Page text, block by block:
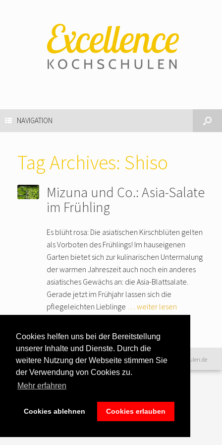
Cookies helfen uns bei der Bereitstellung
unserer Inhalte und Dienste. Durch die
weitere Nutzung der Webseite stimmen Sie
der Verwendung von Cookies zu.
Mehr erfahren
Cookies ablehnen Cookies erlauben
NAVIGATION
Tag Archives: Shiso
Mizuna und Co.: Asia-Salate
im Frühling
Es blüht rosa: Die asiatischen Kirschblüten gelten
als Vorboten des Frühlings! Im hauseigenen
Garten bietet sich zur kulinarischen Untermalung
der warmen Jahreszeit auch noch ein anderes
asiatisches Gewächs an: die Asia-Blattsalate.
Gerade jetzt im Frühjahr lassen sich die
pflegeleichten Lieblinge
… weiter lesen
Datenschutzerklärung|
Teilnahmebedingungen
Impressum &
Bildnachweise
©2016 www.excellence-kochschulen.de